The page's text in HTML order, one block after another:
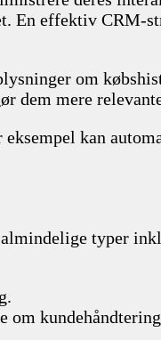
En effektiv CRM-
om
dem mere
kan
typer
om